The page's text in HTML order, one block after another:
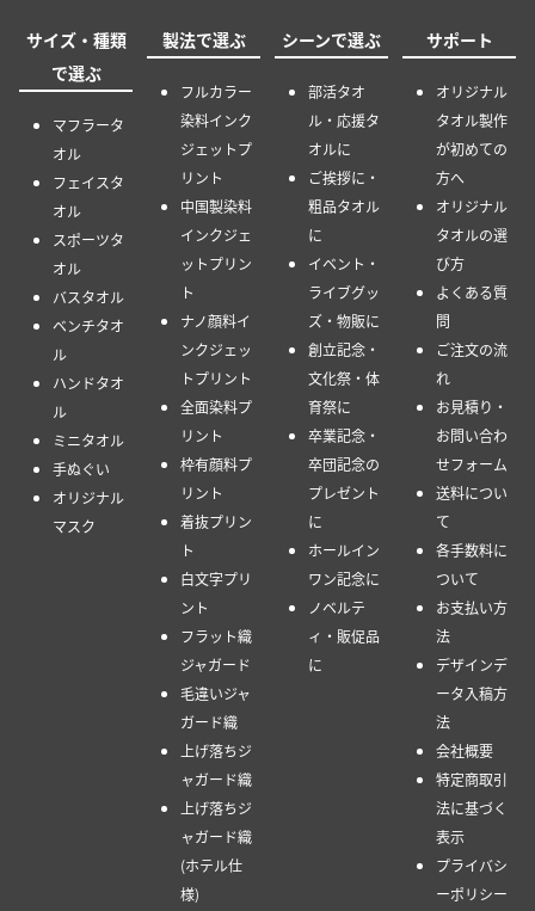
サイズ・種類
で選ぶ
マフラータ
オル
フェイスタ
オル
スポーツタ
オル
バスタオル
ベンチタオ
ル
ハンドタオ
ル
ミニタオル
手ぬぐい
オリジナル
マスク
製法で選ぶ
フルカラー
染料インク
ジェットプ
リント
中国製染料
インクジェ
ットプリン
ト
ナノ顔料イ
ンクジェッ
トプリント
全面染料プ
リント
枠有顔料プ
リント
着抜プリン
ト
白文字プリ
ント
フラット織
ジャガード
毛違いジャ
ガード織
上げ落ちジ
ャガード織
上げ落ちジ
ャガード織
(ホテル仕
様)
シーンで選ぶ
部活タオ
ル・応援タ
オルに
ご挨拶に・
粗品タオル
に
イベント・
ライブグッ
ズ・物販に
創立記念・
文化祭・体
育祭に
卒業記念・
卒団記念の
プレゼント
に
ホールイン
ワン記念に
ノベルテ
ィ・販促品
に
サポート
オリジナル
タオル製作
が初めての
方へ
オリジナル
タオルの選
び方
よくある質
問
ご注文の流
れ
お見積り・
お問い合わ
せフォーム
送料につい
て
各手数料に
ついて
お支払い方
法
デザインデ
ータ入稿方
法
会社概要
特定商取引
法に基づく
表示
プライバシ
ーポリシー